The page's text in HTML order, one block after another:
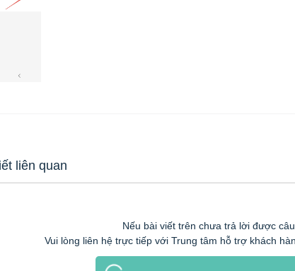
liên quan
Nếu bài viết trên chưa trả lời được câu
Vui lòng liên hệ trực tiếp với Trung tâm hỗ trợ khách